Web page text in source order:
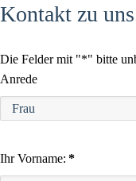
Kontakt zu
Die Felder mit "*" bitte
Anrede
Ihr Vorname: *